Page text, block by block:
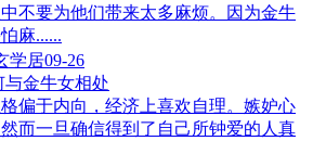
不要为他们带来太多麻烦。因为金牛
麻......
学居09-26
金牛女相处
偏于内向，经济上喜欢自理。嫉妒心
而一旦确信得到了自己所钟爱的人真